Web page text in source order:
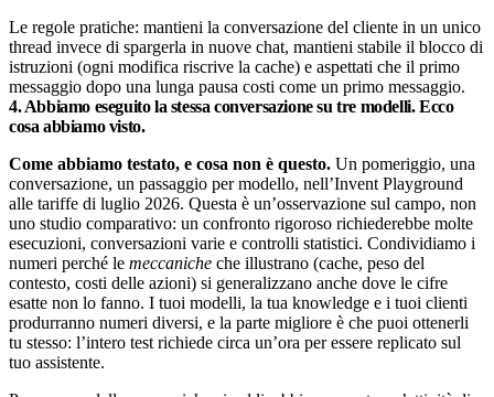
Le regole pratiche: mantieni la conversazione del cliente in un unico
thread invece di spargerla in nuove chat, mantieni stabile il blocco di
istruzioni (ogni modifica riscrive la cache) e aspettati che il primo
messaggio dopo una lunga pausa costi come un primo messaggio.
4. Abbiamo eseguito la stessa conversazione su tre modelli. Ecco
cosa abbiamo visto.
Come abbiamo testato, e cosa non è questo. Un pomeriggio, una
conversazione, un passaggio per modello, nell’Invent Playground
alle tariffe di luglio 2026. Questa è un’osservazione sul campo, non
uno studio comparativo: un confronto rigoroso richiederebbe molte
esecuzioni, conversazioni varie e controlli statistici. Condividiamo i
numeri perché le meccaniche che illustrano (cache, peso del
contesto, costi delle azioni) si generalizzano anche dove le cifre
esatte non lo fanno. I tuoi modelli, la tua knowledge e i tuoi clienti
produrranno numeri diversi, e la parte migliore è che puoi ottenerli
tu stesso: l’intero test richiede circa un’ora per essere replicato sul
tuo assistente.